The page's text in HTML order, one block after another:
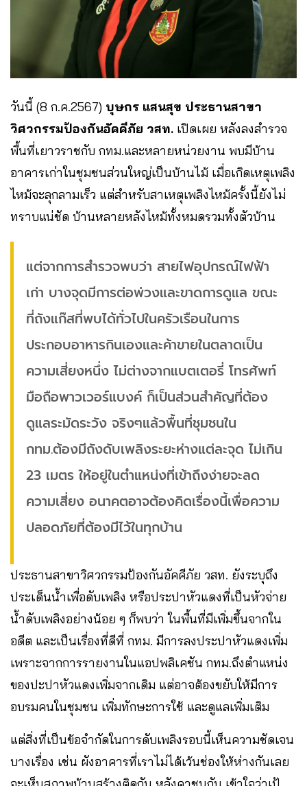
วันนี้ (8 ก.ค.2567) บุษกร แสนสุข ประธานสาขา
วิศวกรรมป้องกันอัคคีภัย วสท. เปิดเผย หลังลงสำรวจ
พื้นที่เยาวราชกับ กทม.และหลายหน่วยงาน พบมีบ้าน
อาคารเก่าในชุมชนส่วนใหญ่เป็นบ้านไม้ เมื่อเกิดเหตุเพลิง
ไหม้จะลุกลามเร็ว แต่สำหรับสาเหตุเพลิงไหม้ครั้งนี้ยังไม่
ทราบแน่ชัด บ้านหลายหลังไหม้ทั้งหมดรวมทั้งตัวบ้าน
แต่จากการสำรวจพบว่า สายไฟอุปกรณ์ไฟฟ้า
เก่า บางจุดมีการต่อพ่วงและขาดการดูแล ขณะ
ที่ถังแก๊สที่พบได้ทั่วไปในครัวเรือนในการ
ประกอบอาหารกินเองและค้าขายในตลาดเป็น
ความเสี่ยงหนึ่ง ไม่ต่างจากแบตเตอรี่ โทรศัพท์
มือถือพาวเวอร์แบงค์ ก็เป็นส่วนสำคัญที่ต้อง
ดูแลระมัดระวัง จริงๆแล้วพื้นที่ชุมชนใน
กทม.ต้องมีถังดับเพลิงระยะห่างแต่ละจุด ไม่เกิน
23 เมตร ให้อยู่ในตำแหน่งที่เข้าถึงง่ายจะลด
ความเสี่ยง อนาคตอาจต้องคิดเรื่องนี้เพื่อความ
ปลอดภัยที่ต้องมีไว้ในทุกบ้าน
ประธานสาขาวิศวกรรมป้องกันอัคคีภัย วสท. ยังระบุถึง
ประเด็นน้ำเพื่อดับเพลิง หรือประปาหัวแดงที่เป็นหัวจ่าย
น้ำดับเพลิงอย่างน้อย ๆ ก็พบว่า ในพื้นที่มีเพิ่มขึ้นจากใน
อดีต และเป็นเรื่องที่ดีที่ กทม. มีการลงประปาหัวแดงเพิ่ม
เพราะจากการรายงานในแอปพลิเคชัน กทม.ถึงตำแหน่ง
ของปะปาหัวแดงเพิ่มจากเดิม แต่อาจต้องขยับให้มีการ
อบรมคนในชุมชน เพิ่มทักษะการใช้ และดูแลเพิ่มเติม
แต่สิ่งที่เป็นข้อจำกัดในการดับเพลิงรอบนี้เห็นความชัดเจน
บางเรื่อง เช่น ผังอาคารที่เราไม่ได้เว้นช่องให้ห่างกันเลย